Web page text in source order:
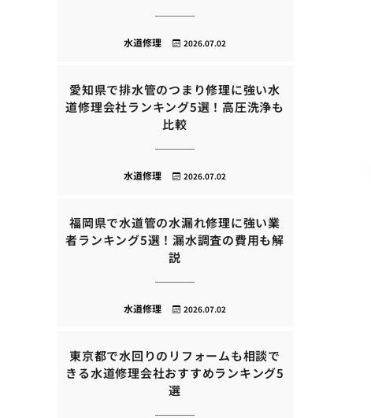
2026.07.02
水道修理
愛知県で排水管のつまり修理に強い水
道修理会社ランキング5選！高圧洗浄も
比較
2026.07.02
水道修理
福岡県で水道管の水漏れ修理に強い業
者ランキング5選！漏水調査の費用も解
説
2026.07.02
水道修理
東京都で水回りのリフォームも相談で
きる水道修理会社おすすめランキング5
選